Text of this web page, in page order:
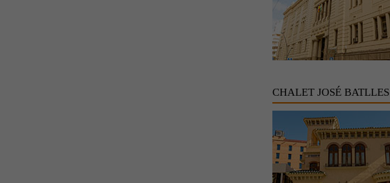
CHALET JOSÉ BATLLES